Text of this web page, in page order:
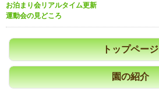
お泊まり会リアルタイム更新
運動会の見どころ
トップページ
園の紹介